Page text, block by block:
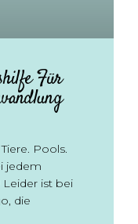
Für
Pools.
jedem
ist bei
die